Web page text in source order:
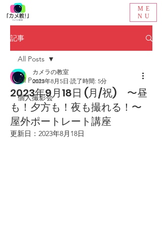
ME
NU
記事
All Posts
個人撮影会
All Posts
2023年9月18日 (月/祝) 〜昼
も！夕方も！夜も撮れる！〜
屋外ポートレート講座
カメラの教室
2023年8月5日 読了時間: 5分
更新日： 2023年8月18日